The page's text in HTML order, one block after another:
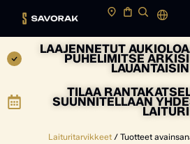
LAAJENNETUT
PUHELIMITSE
TILAA
SUUNNITELLAAN
Laituritarvikkeet / Tuotteet